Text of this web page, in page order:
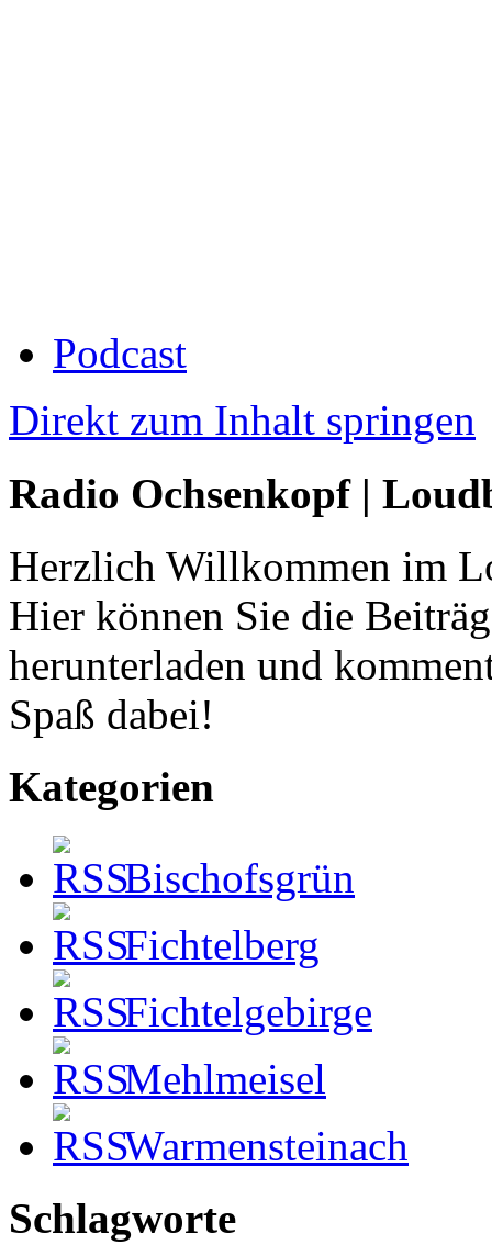
Podcast
Direkt zum Inhalt springen
Radio Ochsenkopf |
Herzlich Willkommen im
Hier können Sie die
herunterladen und
Spaß dabei!
Kategorien
Bischofsgrün
Fichtelberg
Fichtelgebirge
Mehlmeisel
Warmensteinach
Schlagworte